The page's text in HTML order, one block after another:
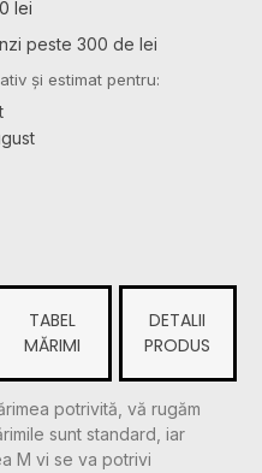
lei
peste 300 de lei
și estimat pentru:
TABEL
MĂRIMI
DETALII
PRODUS
potrivită, vă rugăm
sunt standard, iar
M vi se va potrivi